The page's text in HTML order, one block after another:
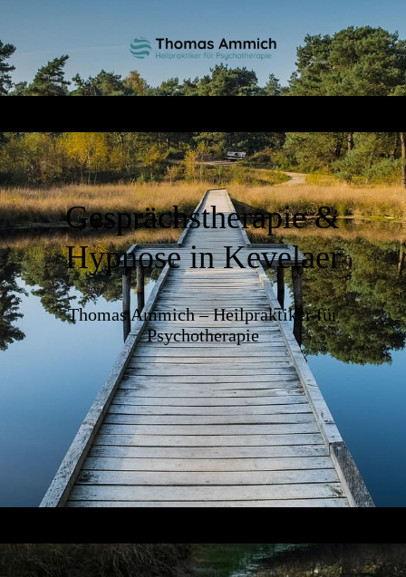
Gesprächstherapie &
Hypnose in Kevelaer
Thomas Ammich – Heilpraktiker für
Psychotherapie